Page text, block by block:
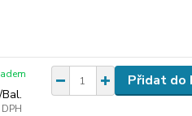
/Bal.
Přidat do